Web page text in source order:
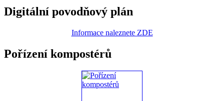
Digitální povodňový plán
Informace naleznete ZDE
Pořízení kompostérů